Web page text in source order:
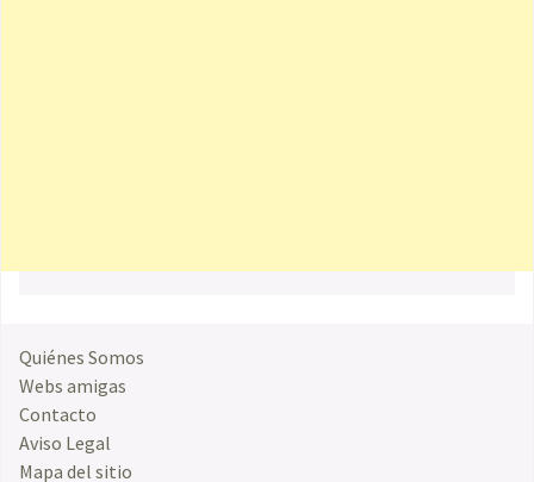
Quiénes Somos
Webs amigas
Contacto
Aviso Legal
Mapa del sitio